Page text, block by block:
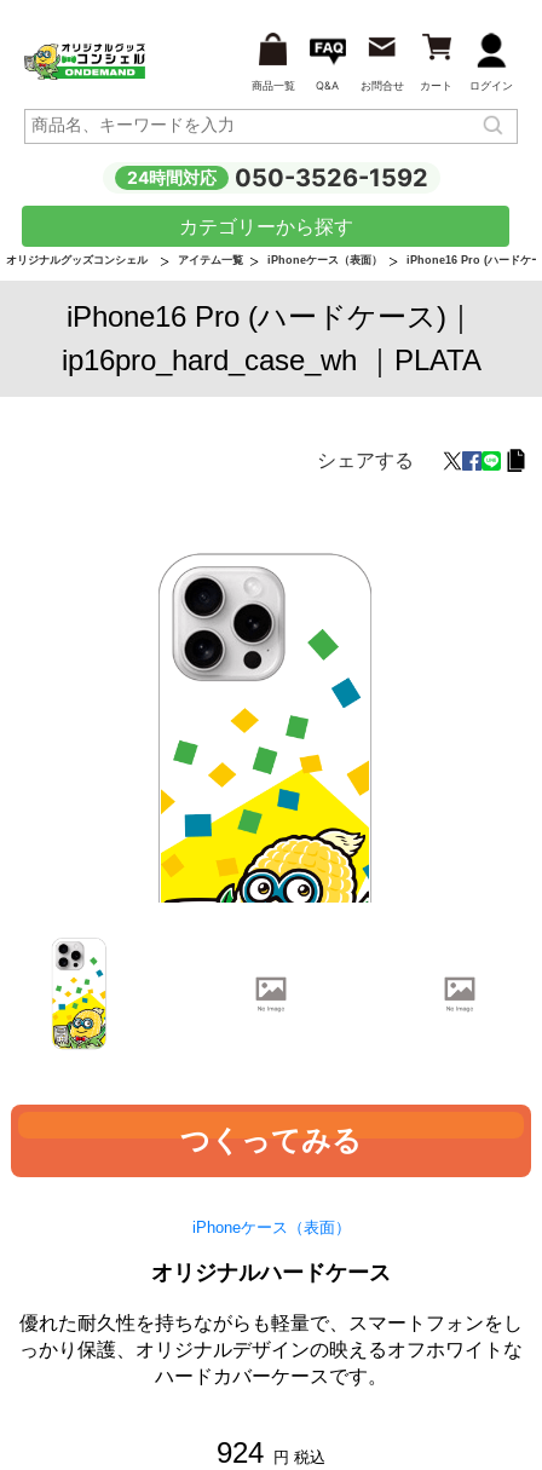
商品一覧 Q&A お問合せ カート ログイン
24時間対応 050-3526-1592
カテゴリーから探す
オリジナルグッズコンシェル アイテム一覧 iPhoneケース（表面） iPhone16 Pro (ハードケ
iPhone16 Pro (ハードケース)｜
ip16pro_hard_case_wh ｜PLATA
シェアする
つくってみる
iPhoneケース（表面）
オリジナルハードケース
優れた耐久性を持ちながらも軽量で、スマートフォンをし
っかり保護、オリジナルデザインの映えるオフホワイトな
ハードカバーケースです。
924 円 税込